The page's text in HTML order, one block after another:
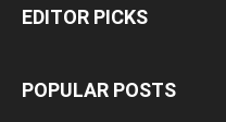
EDITOR PICKS
POPULAR POSTS